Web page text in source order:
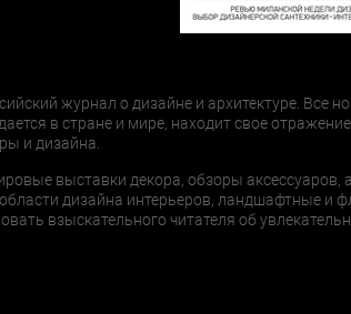
журнал о дизайне и архитектуре. Все
в стране и мире, находит свое
и дизайна.
выставки декора, обзоры аксессуаров,
дизайна интерьеров, ландшафтные и
взыскательного читателя об